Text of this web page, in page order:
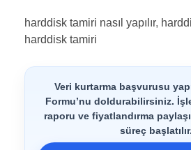
harddisk tamiri nasıl yapılır,
harddisk tamiri
Veri kurtarma başvurusu
Formu’nu doldurabilirsiniz.
raporu ve fiyatlandırma
süreç başlatılır.